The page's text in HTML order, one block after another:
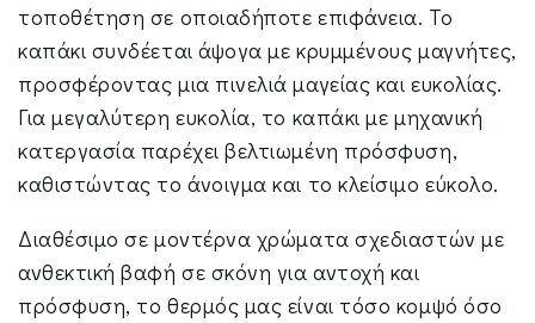
τοποθέτηση σε οποιαδήποτε επιφάνεια. Το
καπάκι συνδέεται άψογα με κρυμμένους μαγνήτες,
προσφέροντας μια πινελιά μαγείας και ευκολίας.
Για μεγαλύτερη ευκολία, το καπάκι με μηχανική
κατεργασία παρέχει βελτιωμένη πρόσφυση,
καθιστώντας το άνοιγμα και το κλείσιμο εύκολο.
Διαθέσιμο σε μοντέρνα χρώματα σχεδιαστών με
ανθεκτική βαφή σε σκόνη για αντοχή και
πρόσφυση, το θερμός μας είναι τόσο κομψό όσο